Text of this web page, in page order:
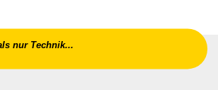
nur Technik...